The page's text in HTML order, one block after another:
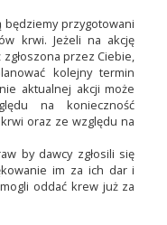
będziemy przygotowani
krwi. Jeżeli na akcję
zgłoszona przez Ciebie,
kolejny termin
aktualnej akcji może
na konieczność
oraz ze względu na
by dawcy zgłosili się
im za ich dar i
oddać krew już za